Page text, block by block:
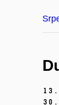
13.
30.